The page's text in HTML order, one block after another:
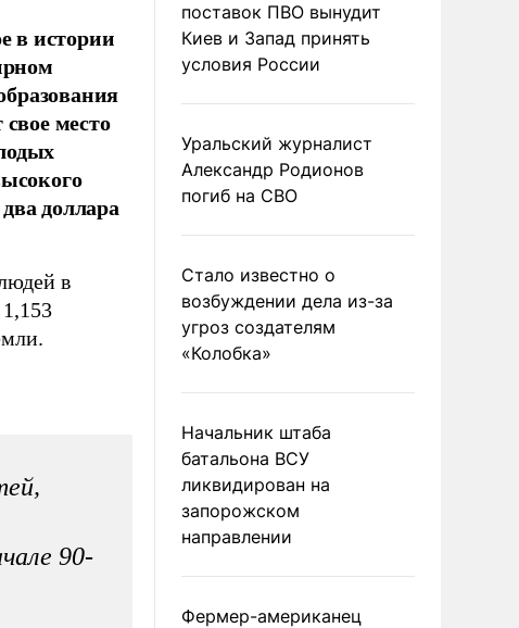
в истории
место
доллара
в
90-
поставок ПВО вынудит
Киев и Запад принять
условия России
Уральский журналист
Александр Родионов
погиб на СВО
Стало известно о
возбуждении дела из-за
угроз создателям
«Колобка»
Начальник штаба
батальона ВСУ
ликвидирован на
запорожском
направлении
Фермер-американец